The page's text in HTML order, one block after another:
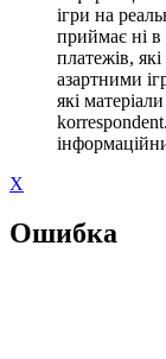
ігри на
приймає ні в
платежів,
азартними
які
X
Ошибка